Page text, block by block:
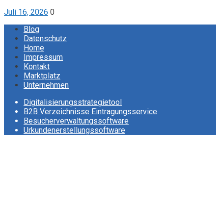
Juli 16, 2026 0
Blog
Datenschutz
Home
Impressum
Kontakt
Marktplatz
Unternehmen
Digitalisierungsstrategietool
B2B Verzeichnisse Eintragungsservice
Besucherverwaltungssoftware
Urkundenerstellungssoftware